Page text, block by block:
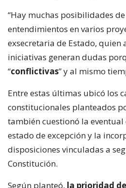
“Hay muchas posibilidades
entendimientos en varios
exsecretaria de Estado, quien
iniciativas generan dudas
“conflictivas” y al mismo
Entre estas últimas ubicó los
constitucionales planteados
también cuestionó la eventual
estado de excepción y la
disposiciones vinculadas a
Constitución.
Según planteó, la prioridad